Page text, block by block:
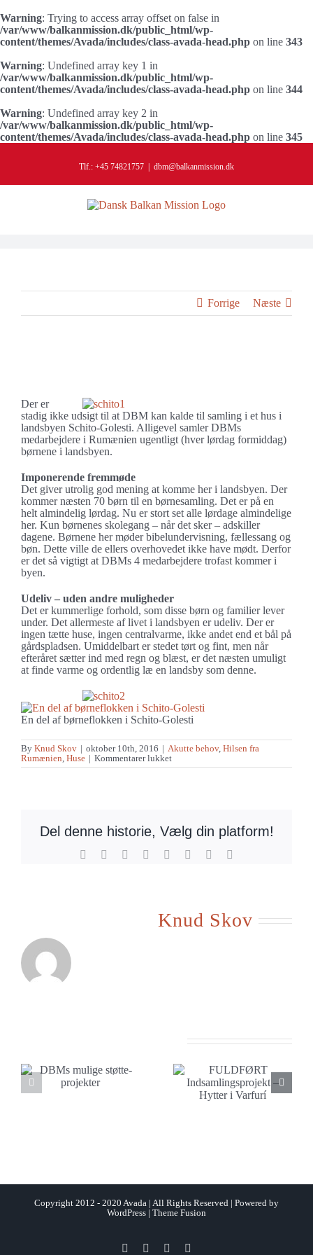
Warning: Trying to access array offset on false in
/var/www/balkanmission.dk/public_html/wp-
content/themes/Avada/includes/class-avada-head.php on line 343
Warning: Undefined array key 1 in
/var/www/balkanmission.dk/public_html/wp-
content/themes/Avada/includes/class-avada-head.php on line 344
Warning: Undefined array key 2 in
/var/www/balkanmission.dk/public_html/wp-
content/themes/Avada/includes/class-avada-head.php on line 345
Tlf.: +45 74821757 dbm@balkanmission.dk
Forrige Næste
Der er
stadig ikke udsigt til at DBM kan kalde til samling i et hus i
landsbyen Schito-Golesti. Alligevel samler DBMs
medarbejdere i Rumænien ugentligt (hver lørdag formiddag)
børnene i landsbyen.
Imponerende fremmøde
Det giver utrolig god mening at komme her i landsbyen. Der
kommer næsten 70 børn til en børnesamling. Det er på en
helt almindelig lørdag. Nu er stort set alle lørdage almindelige
her. Kun børnenes skolegang – når det sker – adskiller
dagene. Børnene her møder bibelundervisning, fællessang og
bøn. Dette ville de ellers overhovedet ikke have mødt. Derfor
er det så vigtigt at DBMs 4 medarbejdere trofast kommer i
byen.
Udeliv – uden andre muligheder
Det er kummerlige forhold, som disse børn og familier lever
under. Det allermeste af livet i landsbyen er udeliv. Der er
ingen tætte huse, ingen centralvarme, ikke andet end et bål på
gårdspladsen. Umiddelbart er stedet tørt og fint, men når
efteråret sætter ind med regn og blæst, er det næsten umuligt
at finde varme og ordentlig læ en landsby som denne.
En del af børneflokken i Schito-Golesti
By Knud Skov | oktober 10th, 2016 | Akutte behov, Hilsen fra
Rumænien Huse | Kommentarer lukkettil
Næsten
Schito-
Golesti
Del denne historie, Vælg din platform!
Facebook Reddit LinkedIn
TumblrPinterest
Knud Skov
FULDFØRT
Indsamlingsprojekt
Så blev
Ramonas hus
Copyright 2012 - 2020 Avada | All Rights Reserved | Powered by
WordPress | Theme Fusion
Facebook Instagram